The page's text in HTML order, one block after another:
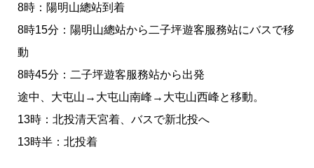
‪8時：陽明山總站到着‬‬‬
‪8時15分：陽明山總站から二子坪遊客服務站にバスで移
動‬‬
‪8時45分：二子坪遊客服務站から出発‬‬‬
途中、大屯山→大屯山南峰→大屯山西峰と移動。
‪13時：北投清天宮着、バスで新北投へ‬‬
‪13時半：北投着‬